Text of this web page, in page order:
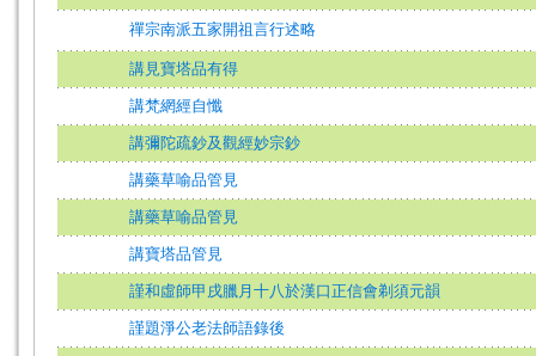
禪宗南派五家開祖言行述略
講見寶塔品有得
講梵網經自懺
講彌陀疏鈔及觀經妙宗鈔
講藥草喻品管見
講藥草喻品管見
講寶塔品管見
謹和虛師甲戌臘月十八於漢口正信會剃須元韻
謹題淨公老法師語錄後